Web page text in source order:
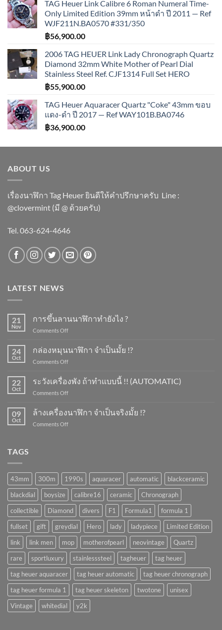
TAG Heuer Link Calibre 6 Roman Numeral Time-
Only Limited Edition 39mm หน้าดำ ปี 2011 — Ref
WJF211N.BA0570 #331/350
฿56,900.00
2006 TAG HEUER Link Lady Chronograph Quartz
Diamond 32mm White Mother of Pearl Dial
Stainless Steel Ref. CJF1314 Full Set HERO
฿55,900.00
TAG Heuer Aquaracer Quartz "Coke" 43mm ขอบ
แดง-ดำ ปี 2017 — Ref WAY101B.BA0746
฿36,900.00
ABOUT US
เรื่องนาฬิกา Tag Heuer ยินดีให้คำปรึกษาครับ ​Line :
@clovermint (มี @ ด้วยครับ)
Tel. 063-624-4646
LATEST NEWS
21
Nov
การขึ้นลานนาฬิกาทำยังไง ?
Comments Offon
ลาน
นาฬิกา
ยัง
24
Oct
กล่องหมุนนาฬิกา จำเป็นมั้ย !?
Comments Offon
หมุน
นาฬิกา
จำเป็น
!?
22
Oct
ระวังเครื่องพัง ถ้าทำแบบนี้ !! (AUTOMATIC)
Comments Offon
เครื่อง
พัง
ถ้า
09
Oct
ล้างเครื่องนาฬิกา จำเป็นจริงมั้ย !?
Comments Offon
มั้ย
!?
TAGS
43mm 300m 1990s aquaracer automatic
blackceramic
blackdial
boysize calibre16 ceramic
Chronograph
collectible
Diamond divers F1 Formula1
formula 1
fullset
gift greydial Hero lady ladypiece
Limited Edition
link
link men mop motherofpearl neovintage
Quartz
rare
sportluxury stainlesssteel tagheuer
tag heuer
tag heuer aquaracer
tag heuer automatic
tag heuer chronograph
tag heuer formula 1
tag heuer skeleton twotone
unisex
Vintage
whitedial y2k